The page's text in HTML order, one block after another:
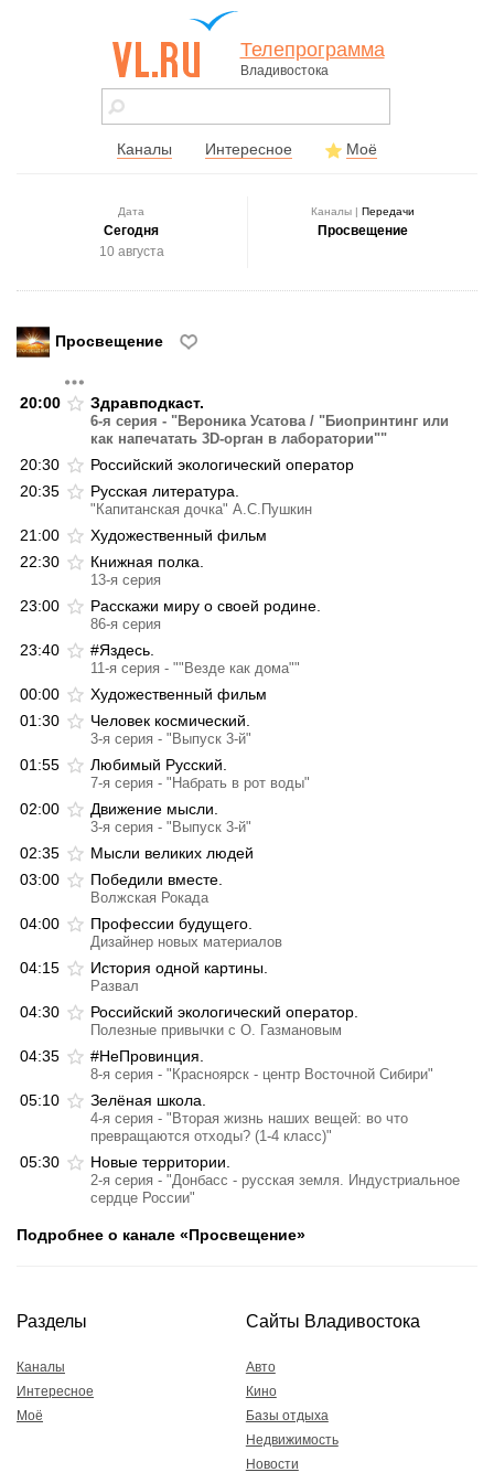
vl.ru - сайт
города
Телепрограмма
Владивостока
Каналы Интересное Моё
Дата
Сегодня
10 августа
Каналы | Передачи
Просвещение
Просвещение
20:00 Здравподкаст.
6-я серия - "Вероника Усатова / "Биопринтинг или
как напечатать 3D-орган в лаборатории""
20:30
Российский экологический оператор
20:35
Русская литература.
"Капитанская дочка" А.С.Пушкин
21:00
Художественный фильм
22:30
Книжная полка.
13-я серия
23:00 Расскажи миру о своей родине.
86-я серия
23:40 #Яздесь.
11-я серия - ""Везде как дома""
00:00
Художественный фильм
01:30
Человек космический.
3-я серия - "Выпуск 3-й"
01:55 Любимый Русский.
7-я серия - "Набрать в рот воды"
02:00 Движение мысли.
3-я серия - "Выпуск 3-й"
02:35
Мысли великих людей
03:00
Победили вместе.
Волжская Рокада
04:00 Профессии будущего.
Дизайнер новых материалов
04:15 История одной картины.
Развал
04:30 Российский экологический оператор.
Полезные привычки с О. Газмановым
04:35 #НеПровинция.
8-я серия - "Красноярск - центр Восточной Сибири"
05:10 Зелёная школа.
4-я серия - "Вторая жизнь наших вещей: во что
превращаются отходы? (1-4 класс)"
05:30 Новые территории.
2-я серия - "Донбасс - русская земля. Индустриальное
сердце России"
Подробнее о канале «Просвещение»
Разделы
Каналы
Интересное
Моё
Сайты Владивостока
Авто
Кино
Базы отдыха
Недвижимость
Новости